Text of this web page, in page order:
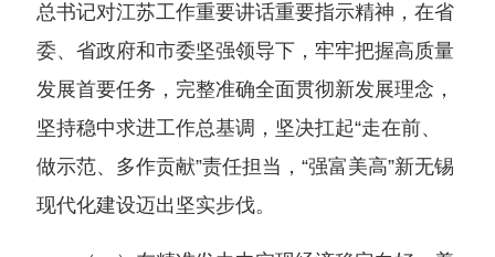
总书记对江苏工作重要讲话重要指示精神，在省
委、省政府和市委坚强领导下，牢牢把握高质量
发展首要任务，完整准确全面贯彻新发展理念，
坚持稳中求进工作总基调，坚决扛起“走在前、
做示范、多作贡献”责任担当，“强富美高”新无锡
现代化建设迈出坚实步伐。